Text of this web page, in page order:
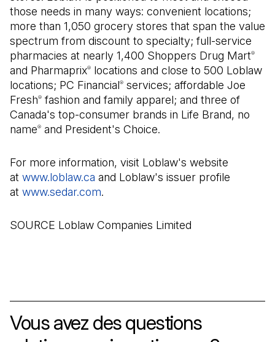
those needs in many ways: convenient locations;
more than 1,050 grocery stores that span the value
spectrum from discount to specialty; full-service
pharmacies at nearly 1,400 Shoppers Drug Mart®
and Pharmaprix® locations and close to 500 Loblaw
locations; PC Financial® services; affordable Joe
Fresh® fashion and family apparel; and three of
Canada's top-consumer brands in Life Brand, no
name® and President's Choice.
For more information, visit Loblaw's website
at www.loblaw.ca (Il s'ouvre dans un nouvel onglet)
and Loblaw's issuer profile
at www.sedar.com(Il s'ouvre dans un nouvel onglet)
.
SOURCE Loblaw Companies Limited
Vous avez des questions